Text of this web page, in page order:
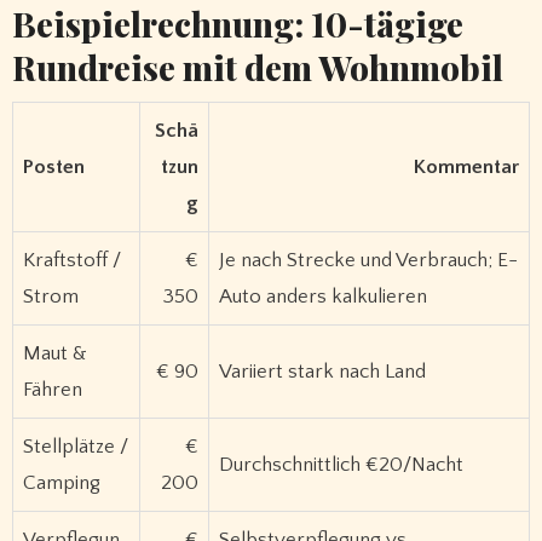
Beispielrechnung: 10-tägige
Rundreise mit dem Wohnmobil
Posten
Schä
tzun
g
Kommentar
Kraftstoff /
Strom
€
350
Je nach Strecke und Verbrauch; E-
Auto anders kalkulieren
Maut &
Fähren
€ 90 Variiert stark nach Land
Stellplätze /
Camping
€
200
Durchschnittlich €20/Nacht